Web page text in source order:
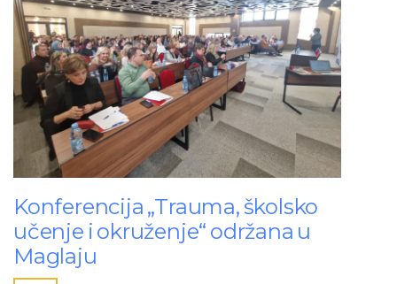
Konferencija „Trauma, školsko
učenje i okruženje“ održana u
Maglaju